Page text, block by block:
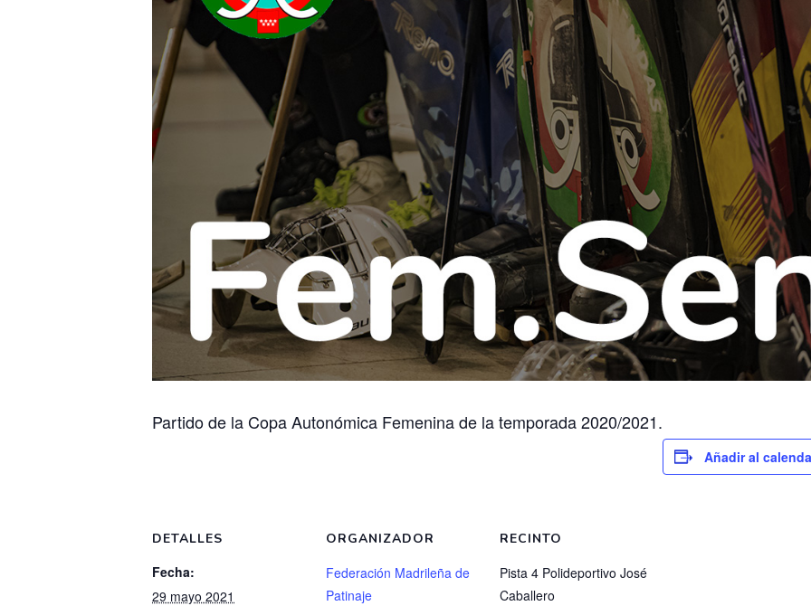
Partido de la Copa Autonómica Femenina de la temporada 2020/2021.
Añadir al
DETALLES
Fecha:
29 mayo 2021
ORGANIZADOR
Federación Madrileña de
Patinaje
RECINTO
Pista 4 Polideportivo José
Caballero